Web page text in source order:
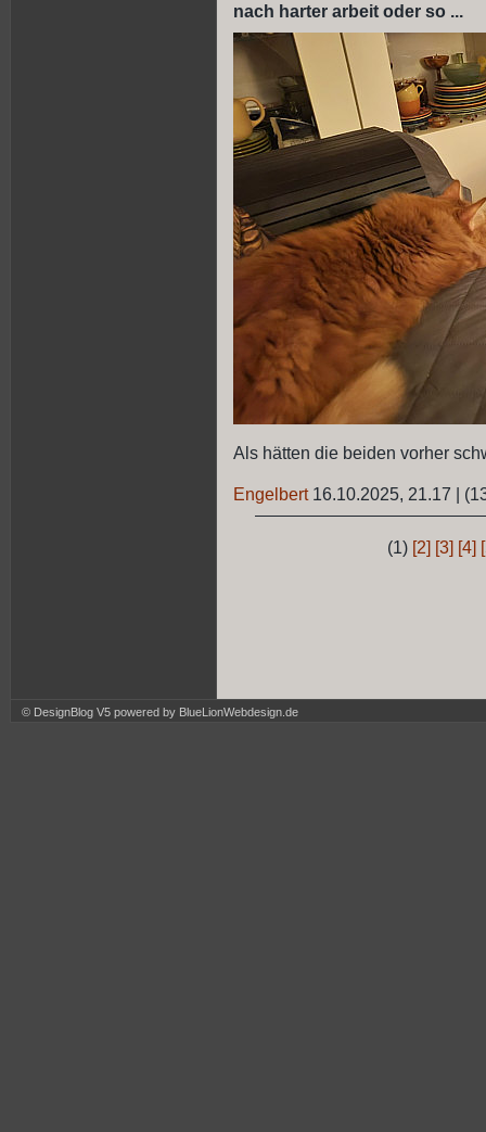
nach harter arbeit oder so ...
Als hätten die beiden vorher
Engelbert 16.10.2025, 21.17
(1) [2] [3] [4]
© DesignBlog V5 powered by BlueLionWebdesign.de